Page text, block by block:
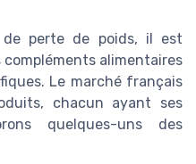
perte de poids, il est
alimentaires
Le marché français
chacun ayant ses
quelques-uns des